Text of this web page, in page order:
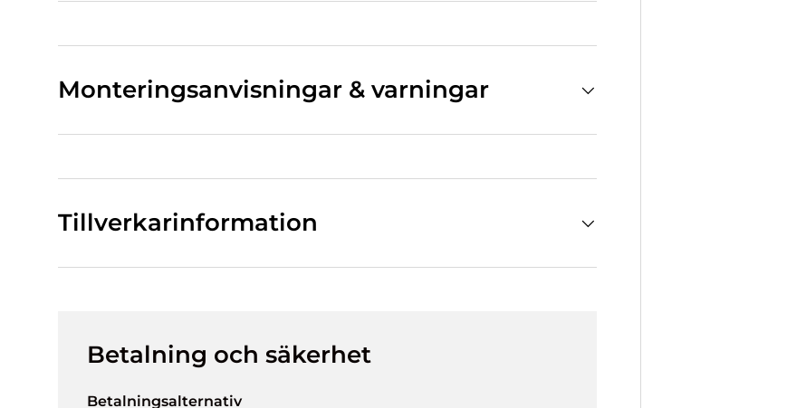
Monteringsanvisningar & varningar
Tillverkarinformation
Betalning och säkerhet
Betalningsalternativ